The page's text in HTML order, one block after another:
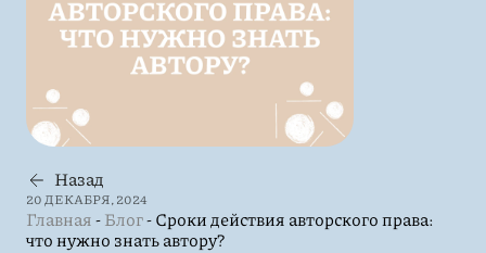
Назад
20 ДЕКАБРЯ, 2024
Главная-Блог-Сроки действия авторского права:
что нужно знать автору?